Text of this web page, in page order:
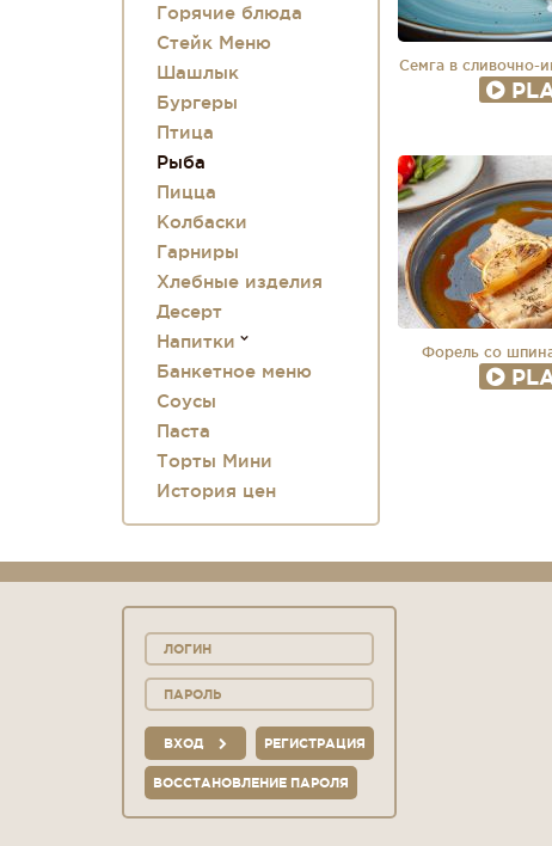
Горячие блюда
Стейк Меню
Шашлык
Бургеры
Птица
Рыба
Пицца
Колбаски
Гарниры
Хлебные изделия
Десерт
Напитки
Банкетное меню
Соусы
Паста
Торты Мини
История цен
Семга в сливочно-
Форель со
ВХОД РЕГИСТРАЦИЯ
ВОССТАНОВЛЕНИЕ ПАРОЛЯ